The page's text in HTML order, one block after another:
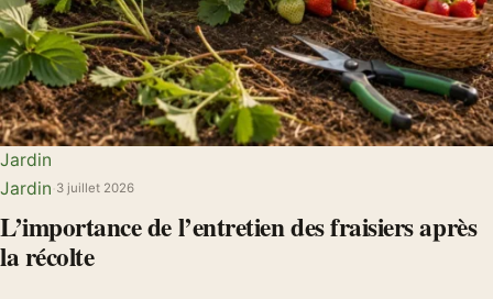
Jardin
Jardin 3 juillet 2026
L’importance de l’entretien des fraisiers après
la récolte